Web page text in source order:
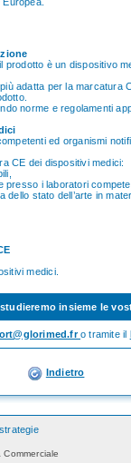
è un dispositivo
adatta per la marcatura
norme e regolamenti
ed organismi
CE dei dispositivi medici:
i laboratori
stato dell’arte in
medici.
insieme le
o tramite il
Indietro